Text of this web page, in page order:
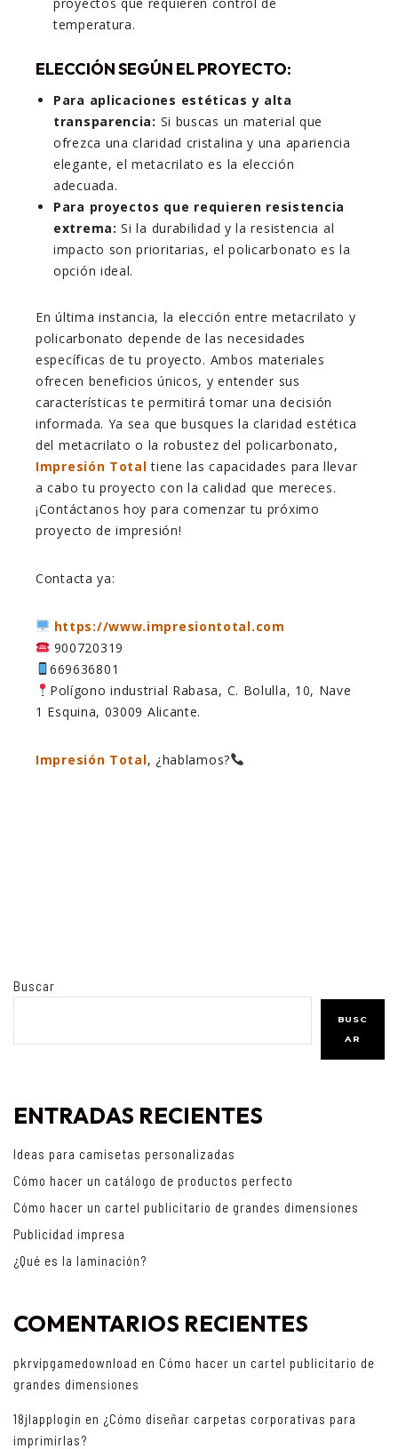
proyectos que requieren control de
temperatura.
ELECCIÓN SEGÚN EL PROYECTO:
Para aplicaciones estéticas y alta
transparencia: Si buscas un material que
ofrezca una claridad cristalina y una apariencia
elegante, el metacrilato es la elección
adecuada.
Para proyectos que requieren resistencia
extrema: Si la durabilidad y la resistencia al
impacto son prioritarias, el policarbonato es la
opción ideal.
En última instancia, la elección entre metacrilato y
policarbonato depende de las necesidades
específicas de tu proyecto. Ambos materiales
ofrecen beneficios únicos, y entender sus
características te permitirá tomar una decisión
informada. Ya sea que busques la claridad estética
del metacrilato o la robustez del policarbonato,
Impresión Total tiene las capacidades para llevar
a cabo tu proyecto con la calidad que mereces.
¡Contáctanos hoy para comenzar tu próximo
proyecto de impresión!
Contacta ya:
https://www.impresiontotal.com
900720319
669636801
Polígono industrial Rabasa, C. Bolulla, 10, Nave
1 Esquina, 03009 Alicante.
Impresión Total, ¿hablamos?
Buscar
BUSC
AR
ENTRADAS RECIENTES
Ideas para camisetas personalizadas
Cómo hacer un catálogo de productos perfecto
Cómo hacer un cartel publicitario de grandes dimensiones
Publicidad impresa
¿Qué es la laminación?
COMENTARIOS RECIENTES
pkrvipgamedownload en Cómo hacer un cartel publicitario de
grandes dimensiones
18jlapplogin en ¿Cómo diseñar carpetas corporativas para
imprimirlas?